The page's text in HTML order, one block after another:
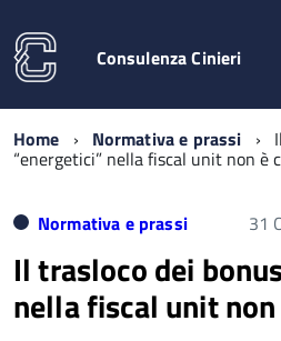
Consulenza Cinieri
Home Normativa e prassi
“energetici” nella fiscal unit non è
Normativa e prassi 31
Il trasloco dei
nella fiscal unit